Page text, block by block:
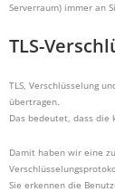
Serverraum) immer an
TLS-
TLS, Verschlüsselung
übertragen.
Das bedeutet, dass die
Damit haben wir eine
Sie erkennen die